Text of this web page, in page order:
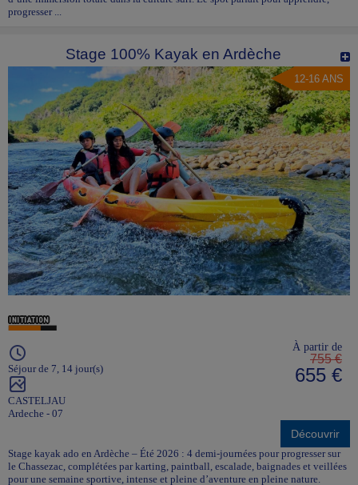
progresser ...
Stage 100% Kayak en Ardèche
12-16 ANS
Séjour de 7, 14 jour(s)
CASTELJAU
Ardeche - 07
À partir de
755 €
655 €
Découvrir
Stage kayak ado en Ardèche – Été 2026 : 4 demi-journées pour progresser sur
le Chassezac, complétées par karting, paintball, escalade, baignades et veillées
pour une semaine sportive, intense et pleine d’aventure en pleine nature.